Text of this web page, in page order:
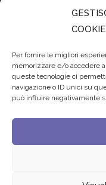
COOKIE
Per fornire le migliori
memorizzare e/o accedere
queste tecnologie ci
navigazione o ID unici su
può influire negativamente
secsolutionforum
Padre Benanti:
algoritmi del potere
Edvance – Digital